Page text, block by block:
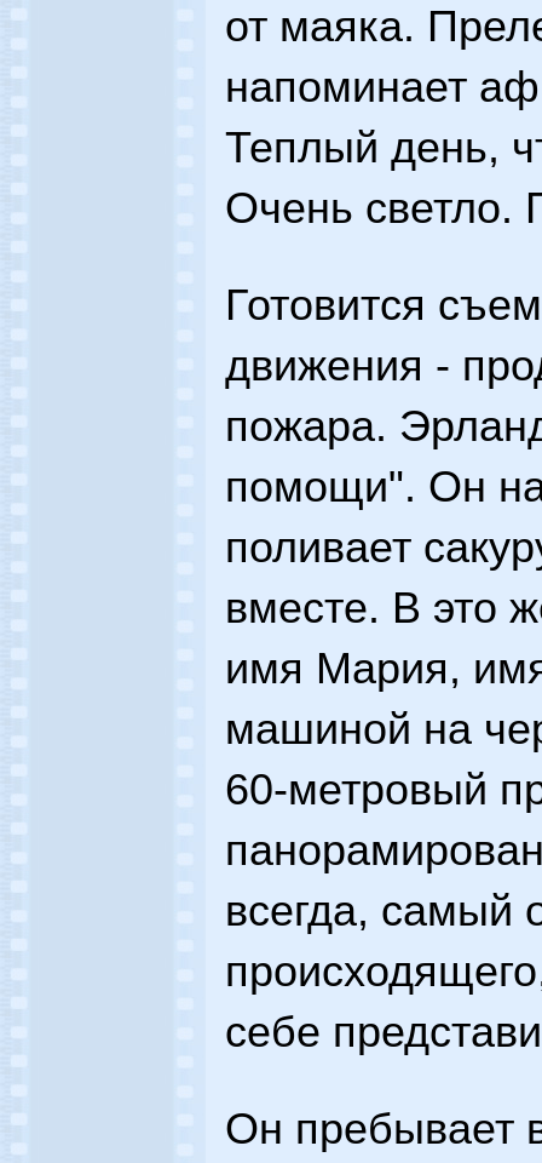
от маяка.
напоминает
Теплый день,
Очень светло.
Готовится
движения -
пожара.
помощи". Он
поливает
вместе. В это
имя Мария,
машиной на
60-метровый
всегда, самый
себе
Он пребывает